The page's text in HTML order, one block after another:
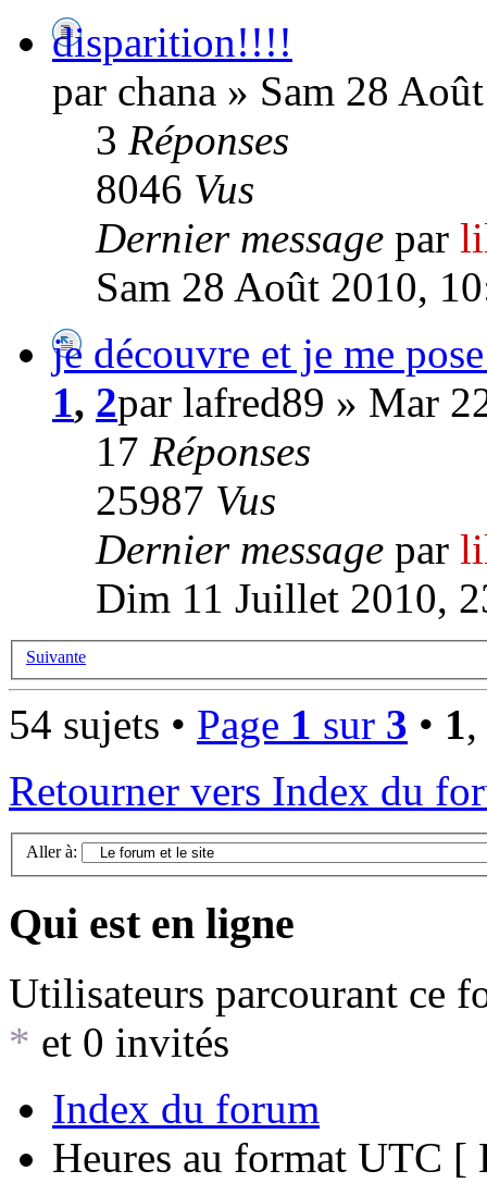
disparition!!!!
par chana » Sam 28
3 Réponses
8046 Vus
Dernier message par
Sam 28 Août 2010,
je découvre et je me
1, 2par lafred89 » Mar
17 Réponses
25987 Vus
Dernier message par
Dim 11 Juillet 2010,
Suivante
54 sujets • Page 1 sur 3 • 1,
Retourner vers Index du
Aller à:
Qui est en ligne
Utilisateurs parcourant ce
* et 0 invités
Index du forum
Heures au format UTC [